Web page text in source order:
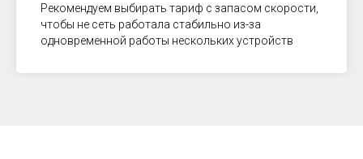
Рекомендуем выбирать тариф с запасом скорости,
чтобы не сеть работала стабильно из-за
одновременной работы нескольких устройств